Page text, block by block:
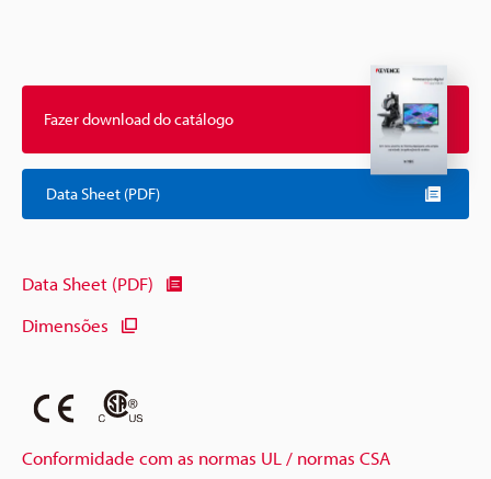
Fazer download do catálogo
Data Sheet (PDF)
Data Sheet (PDF)
Dimensões
Conformidade com as normas UL / normas CSA